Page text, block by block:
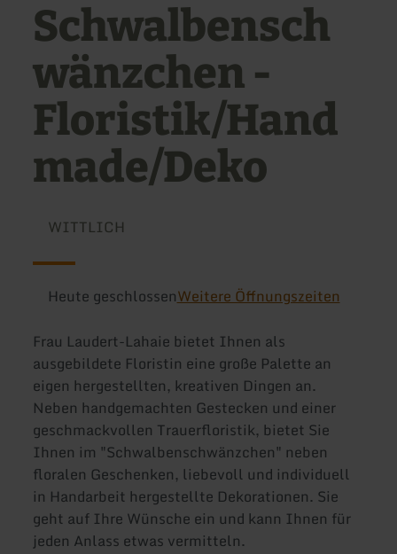
Schwalbensch
wänzchen -
Floristik/Hand
made/Deko
WITTLICH
Heute geschlossenWeitere Öffnungszeiten
Frau Laudert-Lahaie bietet Ihnen als
ausgebildete Floristin eine große Palette an
eigen hergestellten, kreativen Dingen an.
Neben handgemachten Gestecken und einer
geschmackvollen Trauerfloristik, bietet Sie
Ihnen im "Schwalbenschwänzchen" neben
floralen Geschenken, liebevoll und individuell
in Handarbeit hergestellte Dekorationen. Sie
geht auf Ihre Wünsche ein und kann Ihnen für
jeden Anlass etwas vermitteln.